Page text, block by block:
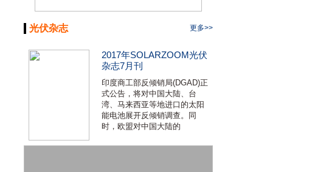
光伏杂志 更多>>
2017年SOLARZOOM光伏
杂志7月刊
印度商工部反倾销局(DGAD)正
式公告，将对中国大陆、台
湾、马来西亚等地进口的太阳
能电池展开反倾销调查。同
时，欧盟对中国大陆的